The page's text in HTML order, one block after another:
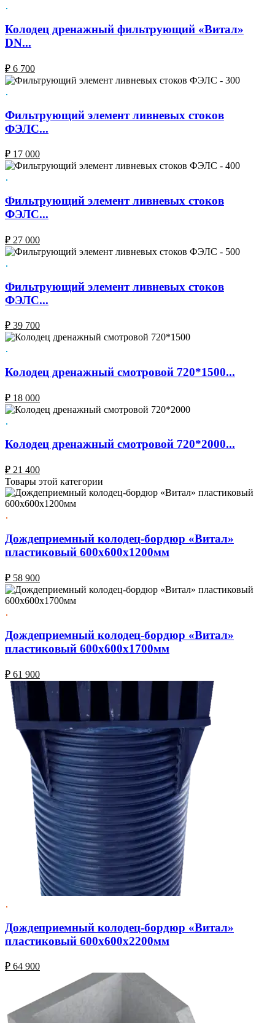
Колодец дренажный фильтрующий «Витал»
DN...
₽ 6 700
Фильтрующий элемент ливневых стоков
ФЭЛС...
₽ 17 000
Фильтрующий элемент ливневых стоков
ФЭЛС...
₽ 27 000
Фильтрующий элемент ливневых стоков
ФЭЛС...
₽ 39 700
Колодец дренажный смотровой 720*1500...
₽ 18 000
Колодец дренажный смотровой 720*2000...
₽ 21 400
Товары этой категории
Дождеприемный колодец-бордюр «Витал»
пластиковый 600х600х1200мм
₽ 58 900
Дождеприемный колодец-бордюр «Витал»
пластиковый 600х600х1700мм
₽ 61 900
Дождеприемный колодец-бордюр «Витал»
пластиковый 600х600х2200мм
₽ 64 900